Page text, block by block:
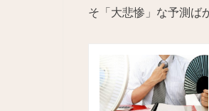
そ「大悲惨」な予測ば